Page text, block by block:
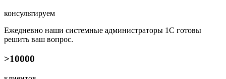
консультируем
Ежедневно наши системные администраторы 1С готовы
решить ваш вопрос.
>10000